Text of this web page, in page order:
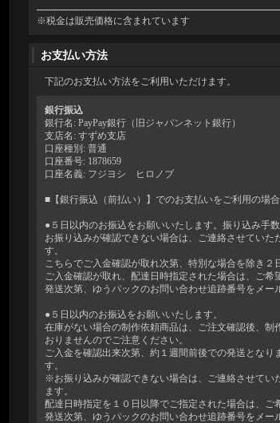
※税金は販売価格に含まれています
お支払い方法
下記のお支払い方法をご利用いただけます。
銀行振込
銀行名: PayPay銀行（旧ジャパンネット銀行）
支店名: すずめ支店
口座種別: 普通
口座番号: 1878659
口座名義: フジヨシ ヒロノブ
■【銀行振込（前払い）】でのお支払いをご利用の場合
●５日以内のお振込をお願いいたします。振り込み手
お振り込みが確認できない場合は、ご連絡させてい
す。
こちらでご入金確認が取れ次第、特別な場合を除き２
ご入金確認が取れ、配達日時指定された場合は、ご希
発送次第、ゆうパックのお問い合わせ追跡番号をメー
●５日以内のお振込をお願いいたします。
在庫がない場合の制作依頼商品は、ご注文確認後、
おりませんのでご注意ください。
ご入金を確認出来次第、約１週間前後での発送とな
す。
※お振り込みが確認できない場合は、ご連絡させてい
ます。
配達日時指定を１０日以降でご指定された場合は、ご
発送次第、ゆうパックのお問い合わせ追跡番号をメー